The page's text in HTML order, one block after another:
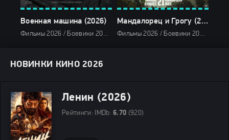
Военная машина (2026)
Фильмы 2026 / Боевики 2026 / Фантастические фильмы 2026 / Зарубежные фильмы 2026 / Новинки кино 2026 / Последние фильмы 2026 / Фильмы февраля 2026 / Популярные фильмы / Смотреть фильмы онлайн
Мандалорец и Грогу (2026)
Фильмы 2026 / Боевики 2026 / Фильмы-приключения 2026 / Фантастические фильмы 2026 / Фэнтези фильмы 2026 / Последние фильмы 2026 / Новинки кино 2026 / Зарубежные фильмы 2026 / Фильмы мая 2026 / Фильмы весны 2026 / Популярные фильмы / Смотреть фильмы онлайн
НОВИНКИ КИНО 2026
Ленин (2026)
Рейтинги: IMDb:6.70 (920)